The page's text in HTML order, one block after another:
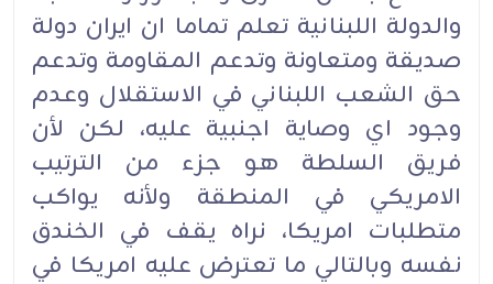
والدولة اللبنانية تعلم تماما ان ايران دولة
صديقة ومتعاونة وتدعم المقاومة وتدعم
حق الشعب اللبناني في الاستقلال وعدم
وجود اي وصاية اجنبية عليه، لكن لأن
فريق السلطة هو جزء من الترتيب
الامريكي في المنطقة ولأنه يواكب
متطلبات امريكا، نراه يقف في الخندق
نفسه وبالتالي ما تعترض عليه امريكا في